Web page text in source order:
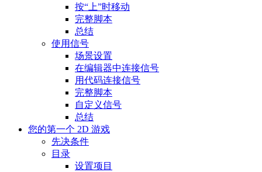
按“上”时移动
完整脚本
总结
使用信号
场景设置
在编辑器中连接信号
用代码连接信号
完整脚本
自定义信号
总结
您的第一个 2D 游戏
先决条件
目录
设置项目